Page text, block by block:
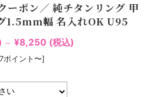
ーポン／ 純チタンリング 甲
1.5mm幅 名入れOK U95
～ ¥8,250 (税込)
ポイント〜]